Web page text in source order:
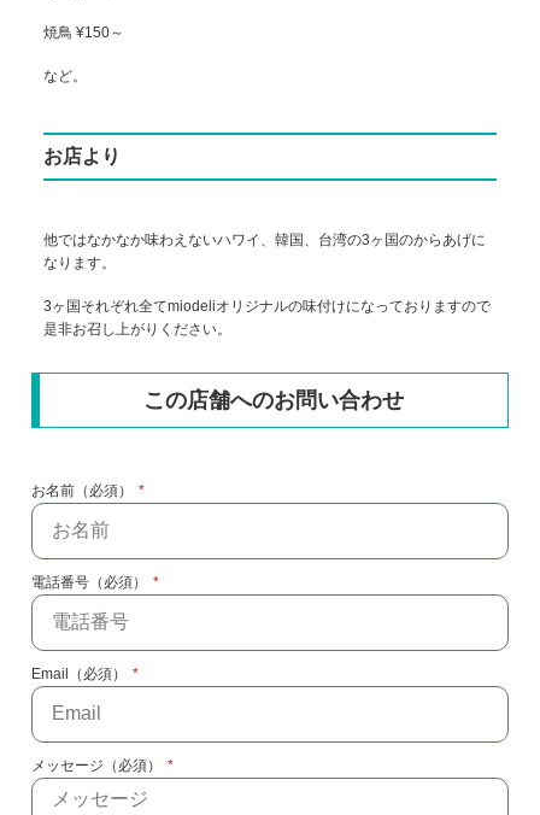
焼鳥 ¥150～
など。
お店より
他ではなかなか味わえないハワイ、韓国、台湾の3ヶ国のからあげに
なります。
3ヶ国それぞれ全てmiodeliオリジナルの味付けになっておりますので
是非お召し上がりください。
この店舗へのお問い合わせ
お名前（必須）
電話番号（必須）
Email（必須）
メッセージ（必須）